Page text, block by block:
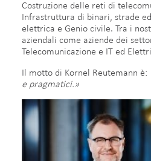
Costruzione delle reti di
Infrastruttura di binari, strade
elettrica e Genio civile. Tra i
aziendali come aziende dei
Telecomunicazione e IT ed
Il motto di Kornel Reutemann è:
e pragmatici.»